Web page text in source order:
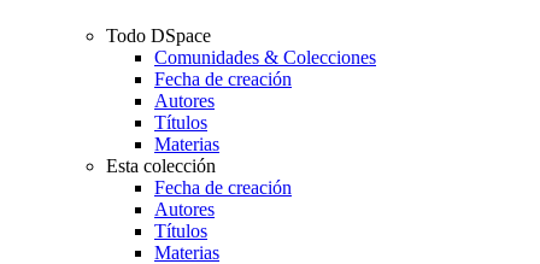
Todo DSpace
Comunidades & Colecciones
Fecha de creación
Autores
Títulos
Materias
Esta colección
Fecha de creación
Autores
Títulos
Materias